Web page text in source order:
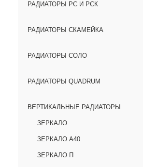
РАДИАТОРЫ РС И РСК
РАДИАТОРЫ СКАМЕЙКА
РАДИАТОРЫ СОЛО
РАДИАТОРЫ QUADRUM
ВЕРТИКАЛЬНЫЕ РАДИАТОРЫ
ЗЕРКАЛО
ЗЕРКАЛО А40
ЗЕРКАЛО П